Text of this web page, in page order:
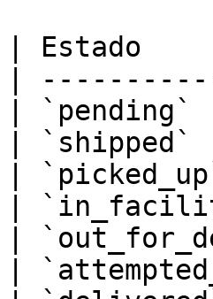
| Estado
|
|
|
|
|
|
|